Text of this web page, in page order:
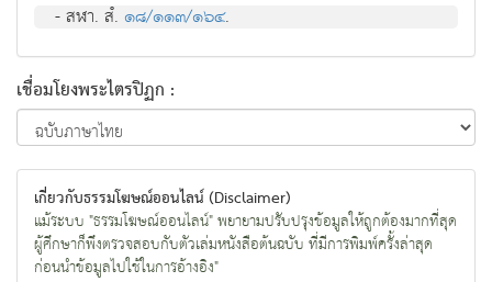
- สฬา. สํ.๑๘/๑๑๓/๑๖๔.
เชื่อมโยงพระไตรปิฏก :
เกี่ยวกับธรรมโฆษณ์ออนไลน์ (Disclaimer)
แม้ระบบ "ธรรมโฆษณ์ออนไลน์" พยายามปรับปรุงข้อมูลให้ถูกต้องมากที่สุด
ผู้ศึกษาก็พึงตรวจสอบกับตัวเล่มหนังสือต้นฉบับ ที่มีการพิมพ์ครั้งล่าสุด
ก่อนนำข้อมูลไปใช้ในการอ้างอิง"